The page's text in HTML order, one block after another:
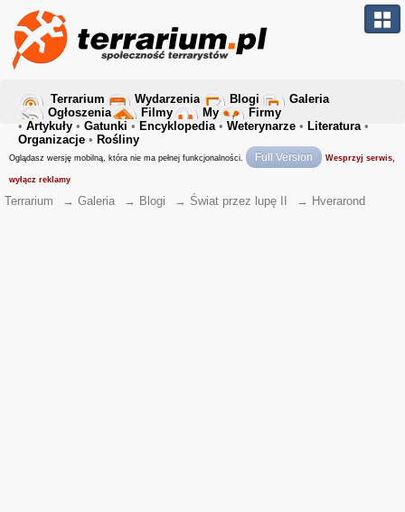
Terrarium Wydarzenia Blogi
Galeria
Ogłoszenia
Filmy My
Firmy
• Artykuły • Gatunki • Encyklopedia• Weterynarze • Literatura•
Organizacje • Rośliny
Oglądasz wersję mobilną, która nie ma pełnej funkcjonalności. Full Version Wesprzyj serwis,
wyłącz reklamy
Terrarium → Galeria → Blogi → Świat przez lupę II → Hverarond